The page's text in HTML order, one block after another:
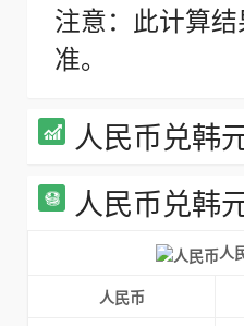
注意：此计算
准。
人民币兑韩
人民币兑韩
人
人民币